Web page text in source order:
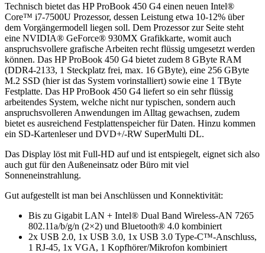
Technisch bietet das HP ProBook 450 G4 einen neuen Intel®
Core™ i7-7500U Prozessor, dessen Leistung etwa 10-12% über
dem Vorgängermodell liegen soll. Dem Prozessor zur Seite steht
eine NVIDIA® GeForce® 930MX Grafikkarte, womit auch
anspruchsvollere grafische Arbeiten recht flüssig umgesetzt werden
können. Das HP ProBook 450 G4 bietet zudem 8 GByte RAM
(DDR4-2133, 1 Steckplatz frei, max. 16 GByte), eine 256 GByte
M.2 SSD (hier ist das System vorinstalliert) sowie eine 1 TByte
Festplatte. Das HP ProBook 450 G4 liefert so ein sehr flüssig
arbeitendes System, welche nicht nur typischen, sondern auch
anspruchsvolleren Anwendungen im Alltag gewachsen, zudem
bietet es ausreichend Festplattenspeicher für Daten. Hinzu kommen
ein SD-Kartenleser und DVD+/-RW SuperMulti DL.
Das Display löst mit Full-HD auf und ist entspiegelt, eignet sich also
auch gut für den Außeneinsatz oder Büro mit viel
Sonneneinstrahlung.
Gut aufgestellt ist man bei Anschlüssen und Konnektivität:
Bis zu Gigabit LAN + Intel® Dual Band Wireless-AN 7265
802.11a/b/g/n (2×2) und Bluetooth® 4.0 kombiniert
2x USB 2.0, 1x USB 3.0, 1x USB 3.0 Type-C™-Anschluss,
1 RJ-45, 1x VGA, 1 Kopfhörer/Mikrofon kombiniert